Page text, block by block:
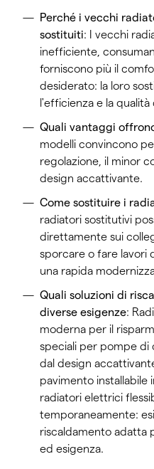
Perché i vecchi
sostituiti: I vecchi
inefficiente,
forniscono più il
desiderato: la loro
l'efficienza e la qualità
Quali vantaggi
modelli convincono
regolazione, il minor
design accattivante.
Come sostituire i
radiatori sostitutivi
direttamente sui
sporcare o fare lavori
una rapida
Quali soluzioni di
diverse esigenze:
moderna per il
speciali per pompe di
dal design
pavimento installabile
radiatori elettrici
temporaneamente:
riscaldamento adatta
ed esigenza.